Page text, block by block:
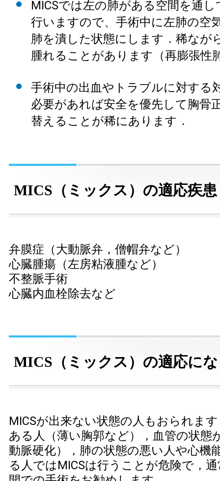
MICSでは左の肺がある空間を通
行いますので、手術中に左肺の空
肺を潰した状態にします．稀なが
腫れることがあります（再膨張性
手術中の出血やトラブルに対する
必要があれば安全を優先して胸骨
替えることが稀にあります．
MICS（ミックス）の適応疾患
弁膜症（大動脈弁，僧帽弁など）
心臓腫瘍（左房粘液腫など）
不整脈手術
心臓内血栓除去など
MICS（ミックス）の適応に
MICSが出来ない状態の人もおられま
ある人（薄い胸郭など），血管の状態
動脈硬化），肺の状態の悪い人や心機
る人ではMICSは行うことが危険で，